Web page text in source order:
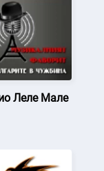
Леле Мале